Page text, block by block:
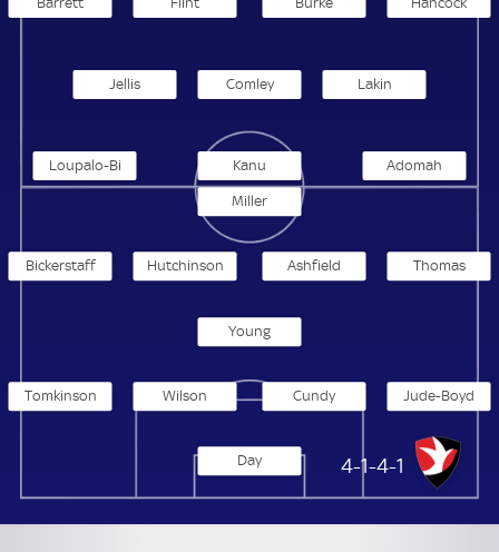
Jellis Comley Lakin
Loupalo-Bi Kanu Adomah
Cheltenham Town
4-1-4-1
Day
Jude-Boyd
Cundy
Wilson
Tomkinson
Young
Thomas
Ashfield
Hutchinson
Bickerstaff
Miller